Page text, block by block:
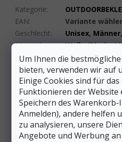
Um Ihnen die
bieten, verwenden wir auf
Einige Cookies sind für
Funktionieren der Website
Speichern des
Anmelden), andere helfen
zu analysieren, unsere
Angebote und Werbung
Kategorie:
EAN:
Variante
Geschlecht: Unisex, Männer,
Material:
Wolle
Farbe :
Grau
Größe:
S, M, L, XL
Produktart:
Socken
Sockenhöhe:
Hoch
#sizes_table#: hidden
Material:
65 %
Elastan